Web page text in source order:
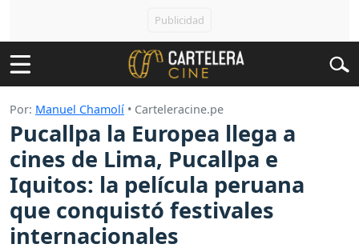
Por: Manuel Chamolí • Carteleracine.pe
Pucallpa la Europea llega a
cines de Lima, Pucallpa e
Iquitos: la película peruana
que conquistó festivales
internacionales